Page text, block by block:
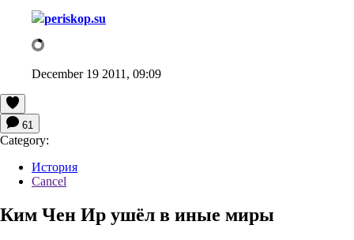
periskop.su
December 19 2011, 09:09
61
Category:
История
Cancel
Ким Чен Ир ушёл в иные миры